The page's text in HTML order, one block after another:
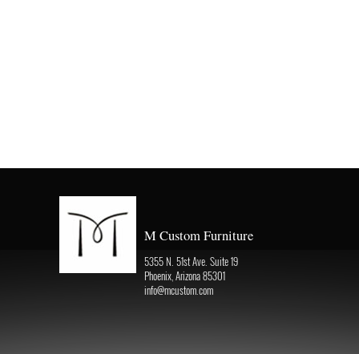
M Custom Furniture
5355 N. 51st Ave. Suite 19
Phoenix, Arizona 85301
info@mcustom.com